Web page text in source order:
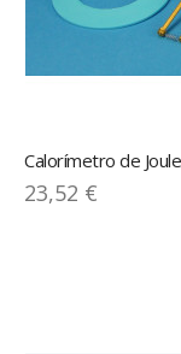
Calorímetro de Joule
23,52 €